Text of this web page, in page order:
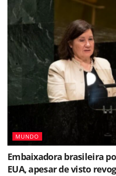
MUNDO
Embaixadora brasileira
EUA, apesar de visto